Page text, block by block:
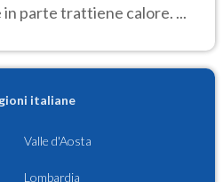
parte trattiene calore. ...
italiane
Valle d'Aosta
Lombardia